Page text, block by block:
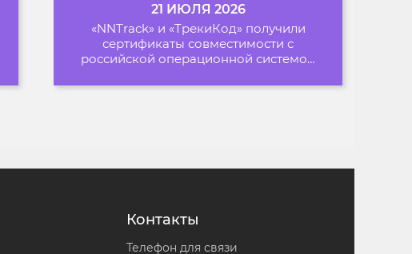
21 ИЮЛЯ 2026
«NNTrack» и «ТрекиКод» получили
сертификаты совместимости с
российской операционной системой
Контакты
Телефон для связи